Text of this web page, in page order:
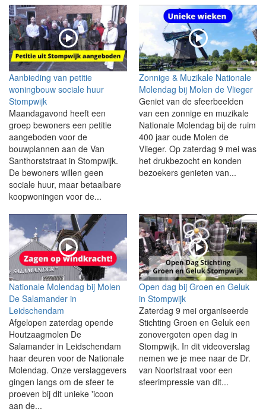
Aanbieding van petitie
woningbouw sociale huur
Stompwijk
Maandagavond heeft een
groep bewoners een petitie
aangeboden voor de
bouwplannen aan de Van
Santhorststraat in Stompwijk.
De bewoners willen geen
sociale huur, maar betaalbare
koopwoningen voor de...
Zonnige & Muzikale Nationale
Molendag bij Molen de Vlieger
Geniet van de sfeerbeelden
van een zonnige en muzikale
Nationale Molendag bij de ruim
400 jaar oude Molen de
Vlieger. Op zaterdag 9 mei was
het drukbezocht en konden
bezoekers genieten van...
Nationale Molendag bij Molen
De Salamander in
Leidschendam
Afgelopen zaterdag opende
Houtzaagmolen De
Salamander in Leidschendam
haar deuren voor de Nationale
Molendag. Onze verslaggevers
gingen langs om de sfeer te
proeven bij dit unieke 'icoon
aan de...
Open dag bij Groen en Geluk
in Stompwijk
Zaterdag 9 mei organiseerde
Stichting Groen en Geluk een
zonovergoten open dag in
Stompwijk. In dit videoverslag
nemen we je mee naar de Dr.
van Noortstraat voor een
sfeerimpressie van dit...